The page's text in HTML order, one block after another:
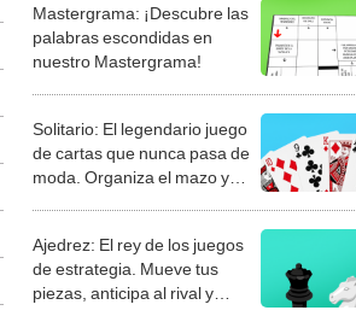
Mastergrama: ¡Descubre las
palabras escondidas en
nuestro Mastergrama!
Solitario: El legendario juego
de cartas que nunca pasa de
moda. Organiza el mazo y
Ajedrez: El rey de los juegos
de estrategia. Mueve tus
piezas, anticipa al rival y